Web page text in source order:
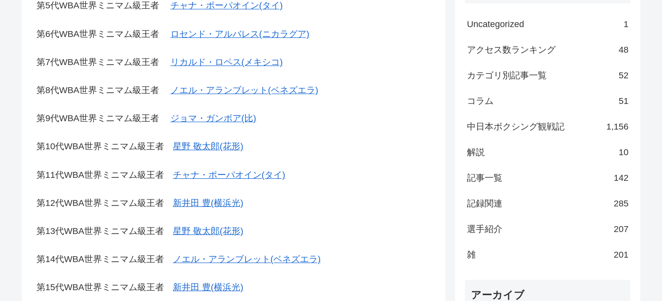
第5代WBA世界ミニマム級王者 チャナ・ポーパオイン(タイ)
第6代WBA世界ミニマム級王者 ロセンド・アルバレス(ニカラグア)
第7代WBA世界ミニマム級王者 リカルド・ロペス(メキシコ)
第8代WBA世界ミニマム級王者 ノエル・アランブレット(ベネズエラ)
第9代WBA世界ミニマム級王者 ジョマ・ガンボア(比)
第10代WBA世界ミニマム級王者 星野 敬太郎(花形)
第11代WBA世界ミニマム級王者 チャナ・ポーパオイン(タイ)
第12代WBA世界ミニマム級王者 新井田 豊(横浜光)
第13代WBA世界ミニマム級王者 星野 敬太郎(花形)
第14代WBA世界ミニマム級王者 ノエル・アランブレット(ベネズエラ)
第15代WBA世界ミニマム級王者 新井田 豊(横浜光)
Uncategorized 1
アクセス数ランキング 48
カテゴリ別記事一覧 52
コラム 51
中日本ボクシング観戦記 1,156
解説 10
記事一覧 142
記録関連 285
選手紹介 207
雑 201
アーカイブ